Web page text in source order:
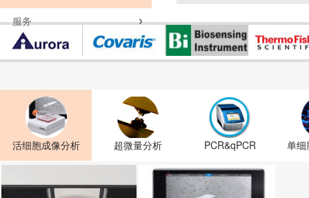
服务
活细胞成像分析 超微量分析 PCR&qPCR 单细